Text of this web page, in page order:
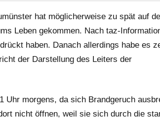
hat möglicherweise zu spät auf
Leben gekommen. Nach taz-
haben. Danach allerdings habe es
der Darstellung des Leiters der
morgens, da sich Brandgeruch
nicht öffnen, weil sie sich durch die